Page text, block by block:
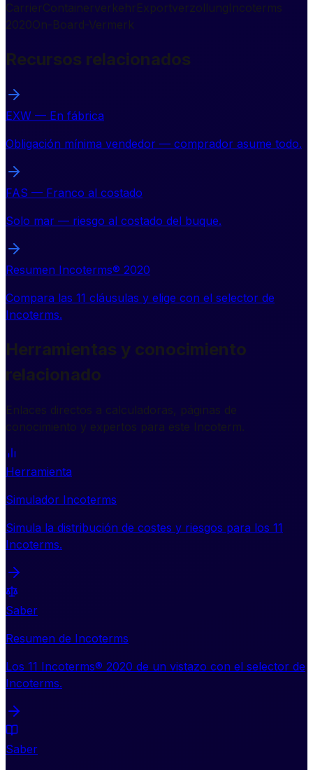
CarrierContainerverkehrExportverzollungIncoterms
2020On-Board-Vermerk
Recursos relacionados
EXW — En fábrica
Obligación mínima vendedor — comprador asume todo.
FAS — Franco al costado
Solo mar — riesgo al costado del buque.
Resumen Incoterms® 2020
Compara las 11 cláusulas y elige con el selector de
Incoterms.
Herramientas y conocimiento
relacionado
Enlaces directos a calculadoras, páginas de
conocimiento y expertos para este Incoterm.
Herramienta
Simulador Incoterms
Simula la distribución de costes y riesgos para los 11
Incoterms.
Saber
Resumen de Incoterms
Los 11 Incoterms® 2020 de un vistazo con el selector de
Incoterms.
Saber